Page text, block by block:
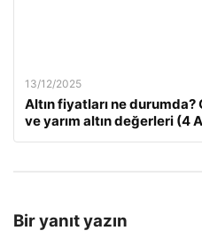
13/12/2025
Altın fiyatları ne
ve yarım altın değerleri (4
Bir yanıt yazın